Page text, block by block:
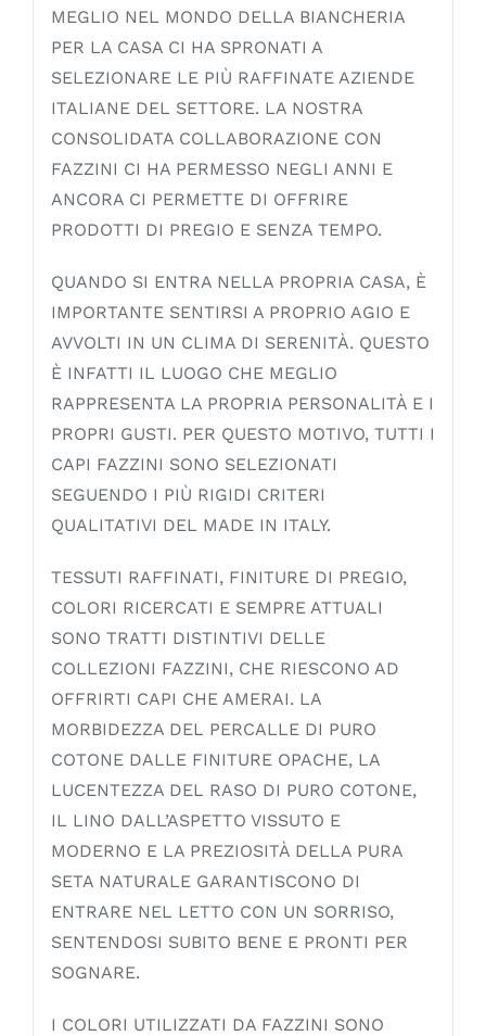
MEGLIO NEL MONDO DELLA BIANCHERIA
PER LA CASA CI HA SPRONATI A
SELEZIONARE LE PIÙ RAFFINATE AZIENDE
ITALIANE DEL SETTORE. LA NOSTRA
CONSOLIDATA COLLABORAZIONE CON
FAZZINI CI HA PERMESSO NEGLI ANNI E
ANCORA CI PERMETTE DI OFFRIRE
PRODOTTI DI PREGIO E SENZA TEMPO.
QUANDO SI ENTRA NELLA PROPRIA CASA, È
IMPORTANTE SENTIRSI A PROPRIO AGIO E
AVVOLTI IN UN CLIMA DI SERENITÀ. QUESTO
È INFATTI IL LUOGO CHE MEGLIO
RAPPRESENTA LA PROPRIA PERSONALITÀ E I
PROPRI GUSTI. PER QUESTO MOTIVO, TUTTI I
CAPI FAZZINI SONO SELEZIONATI
SEGUENDO I PIÙ RIGIDI CRITERI
QUALITATIVI DEL MADE IN ITALY.
TESSUTI RAFFINATI, FINITURE DI PREGIO,
COLORI RICERCATI E SEMPRE ATTUALI
SONO TRATTI DISTINTIVI DELLE
COLLEZIONI FAZZINI, CHE RIESCONO AD
OFFRIRTI CAPI CHE AMERAI. LA
MORBIDEZZA DEL PERCALLE DI PURO
COTONE DALLE FINITURE OPACHE, LA
LUCENTEZZA DEL RASO DI PURO COTONE,
IL LINO DALL’ASPETTO VISSUTO E
MODERNO E LA PREZIOSITÀ DELLA PURA
SETA NATURALE GARANTISCONO DI
ENTRARE NEL LETTO CON UN SORRISO,
SENTENDOSI SUBITO BENE E PRONTI PER
SOGNARE.
I COLORI UTILIZZATI DA FAZZINI SONO